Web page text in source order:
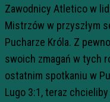
Zawodnicy Atletico w
Mistrzów w przyszłym
Pucharze Króla. Z
swoich zmagań w tych
ostatnim spotkaniu w
Lugo 3:1, teraz